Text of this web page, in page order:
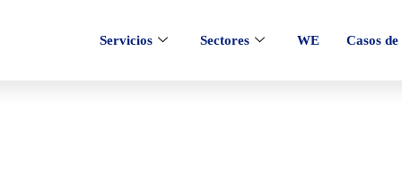
Servicios Sectores WE Casos